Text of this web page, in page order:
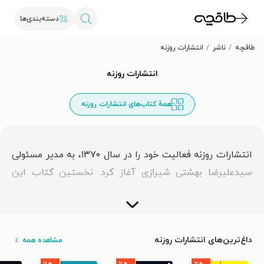
دسته‌بندی‌ها
طاقچه ناشر انتشارات روزنه
انتشارات روزنه
همهٔ کتاب‌های انتشارات روزنه
انتشارات روزنه فعالیت خود را در سال ۱۳۷۰، به مدیر مسئولی
سیدعلیرضا بهشتی شیرازی آغاز كرد. نخستین كتاب این
جوزانی بود. اولین كتابی كه در همان اوان شروع به كار، نام
ظرف مدت كمی نایاب شد ولی متأسفانه به دلایلی به
تجدیدچاپ نرسید.
داغ‌ترین‌های انتشارات روزنه مشاهده همه